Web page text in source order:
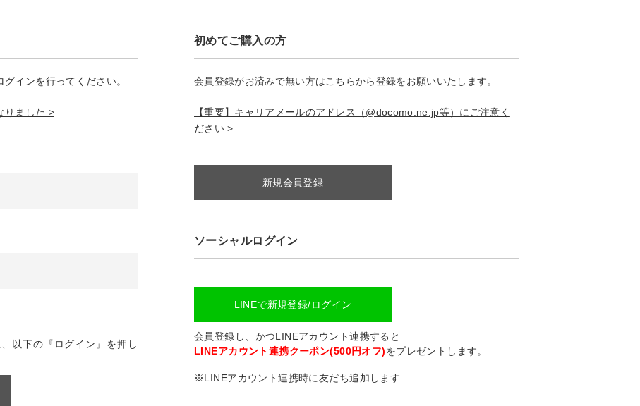
初めてご購入の方
会員登録がお済みで無い方はこちらから登録をお願いいたします。
【重要】キャリアメールのアドレス（@docomo.ne.jp等）にご注意く
ださい >
新規会員登録
ソーシャルログイン
LINEで新規登録/ログイン
会員登録し、かつLINEアカウント連携すると
LINEアカウント連携クーポン(500円オフ)をプレゼントします。
※LINEアカウント連携時に友だち追加します
インを行ってください。
りました >
以下の『ログイン』を押し